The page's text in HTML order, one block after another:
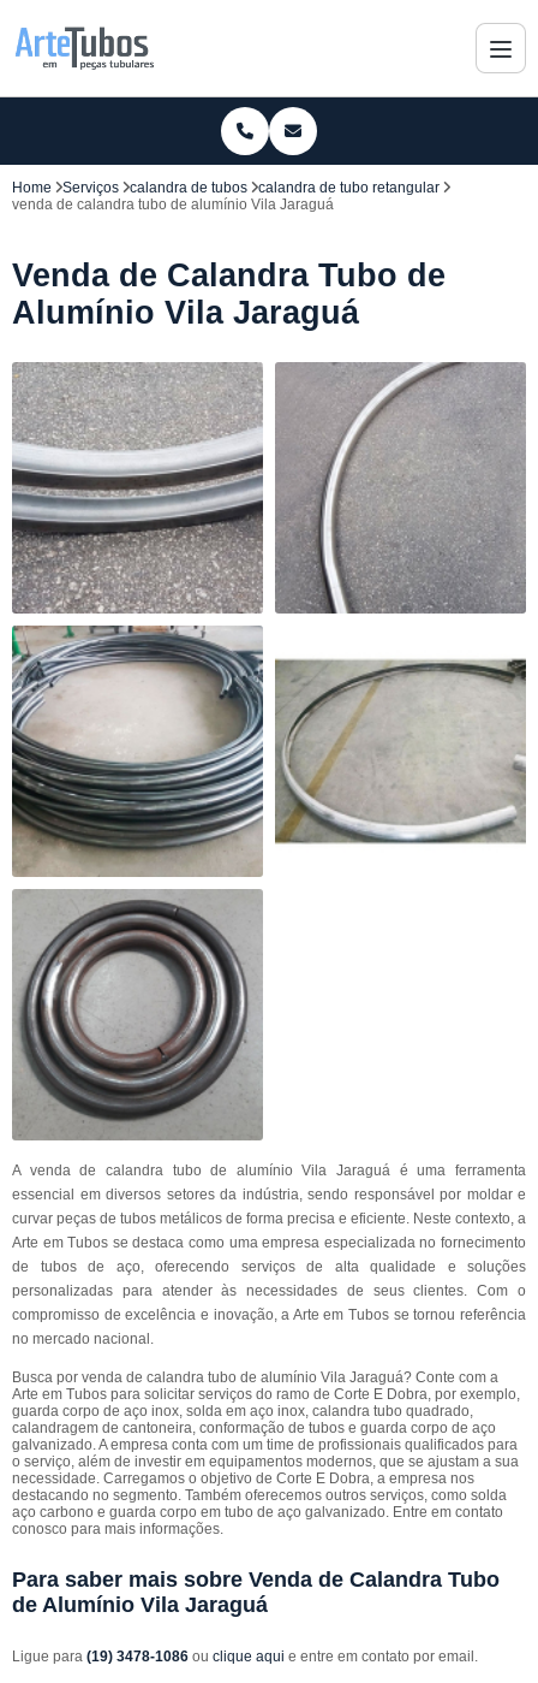
Home Serviços calandra de tubos
calandra de tubo retangular
venda de calandra tubo de alumínio Vila Jaraguá
Venda de Calandra Tubo de
Alumínio Vila Jaraguá
A venda de calandra tubo de alumínio Vila Jaraguá é uma ferramenta
essencial em diversos setores da indústria, sendo responsável por moldar e
curvar peças de tubos metálicos de forma precisa e eficiente. Neste contexto, a
Arte em Tubos se destaca como uma empresa especializada no fornecimento
de tubos de aço, oferecendo serviços de alta qualidade e soluções
personalizadas para atender às necessidades de seus clientes. Com o
compromisso de excelência e inovação, a Arte em Tubos se tornou referência
no mercado nacional.
Busca por venda de calandra tubo de alumínio Vila Jaraguá? Conte com a
Arte em Tubos para solicitar serviços do ramo de Corte E Dobra, por exemplo,
guarda corpo de aço inox, solda em aço inox, calandra tubo quadrado,
calandragem de cantoneira, conformação de tubos e guarda corpo de aço
galvanizado. A empresa conta com um time de profissionais qualificados para
o serviço, além de investir em equipamentos modernos, que se ajustam a sua
necessidade. Carregamos o objetivo de Corte E Dobra, a empresa nos
destacando no segmento. Também oferecemos outros serviços, como solda
aço carbono e guarda corpo em tubo de aço galvanizado. Entre em contato
conosco para mais informações.
Para saber mais sobre Venda de Calandra Tubo
de Alumínio Vila Jaraguá
Ligue para (19) 3478-1086 ou clique aqui e entre em contato por email.